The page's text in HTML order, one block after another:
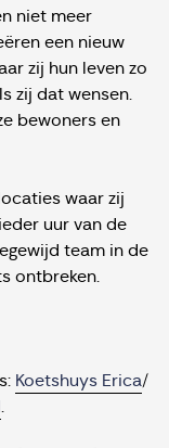
niet meer
een nieuw
zij hun leven zo
zij dat wensen.
bewoners en
waar zij
uur van de
team in de
ontbreken.
Koetshuys Erica/